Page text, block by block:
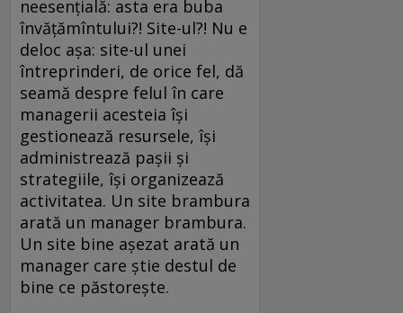
neesențială: asta era buba
învățămîntului?! Site-ul?! Nu e
deloc așa: site-ul unei
întreprinderi, de orice fel, dă
seamă despre felul în care
managerii acesteia își
gestionează resursele, își
administrează pașii și
strategiile, își organizează
activitatea. Un site brambura
arată un manager brambura.
Un ­site bine aşezat arată un
manager care ştie destul de
bine ce păstoreşte.